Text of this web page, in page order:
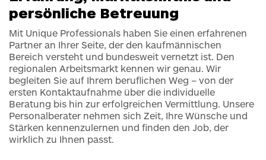
persönliche Betreuung
Mit Unique Professionals haben Sie einen erfahrenen
Partner an Ihrer Seite, der den kaufmännischen
Bereich versteht und bundesweit vernetzt ist. Den
regionalen Arbeitsmarkt kennen wir genau. Wir
begleiten Sie auf Ihrem beruflichen Weg – von der
ersten Kontaktaufnahme über die individuelle
Beratung bis hin zur erfolgreichen Vermittlung. Unsere
Personalberater nehmen sich Zeit, Ihre Wünsche und
Stärken kennenzulernen und finden den Job, der
wirklich zu Ihnen passt.